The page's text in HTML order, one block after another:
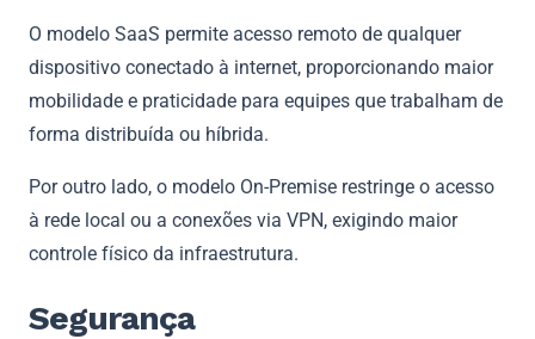
O modelo SaaS permite acesso remoto de qualquer
dispositivo conectado à internet, proporcionando maior
mobilidade e praticidade para equipes que trabalham de
forma distribuída ou híbrida.
Por outro lado, o modelo On-Premise restringe o acesso
à rede local ou a conexões via VPN, exigindo maior
controle físico da infraestrutura.
Segurança